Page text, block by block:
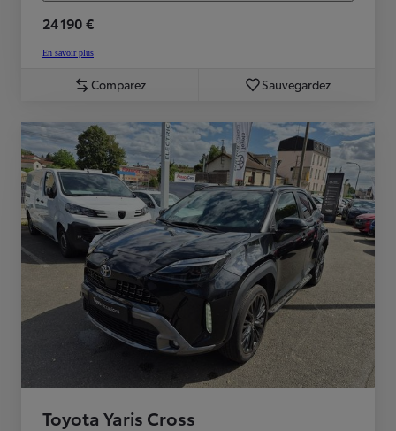
24 190 €
En savoir plus
Comparez Sauvegardez
Toyota Yaris Cross